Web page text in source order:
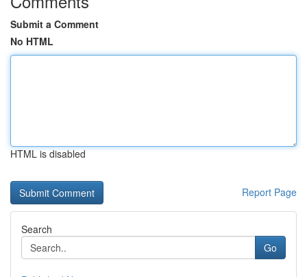
Submit a Comment
No HTML
HTML is disabled
Report Page
Search
Go